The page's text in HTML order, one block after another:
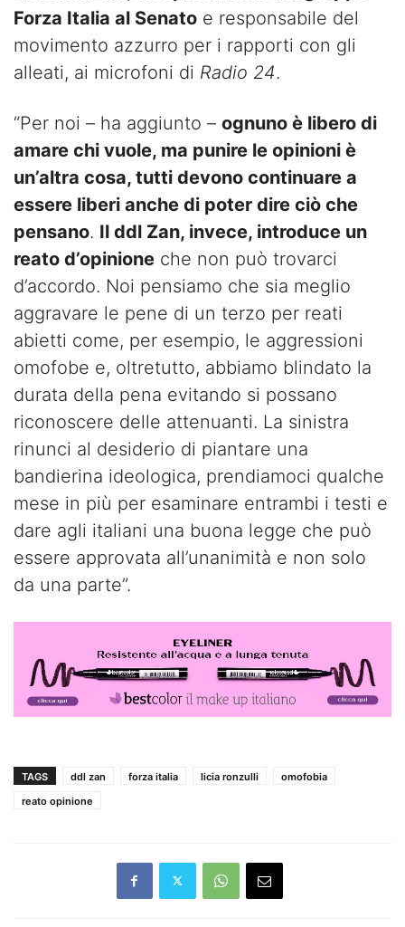
Forza Italia al Senato e responsabile del
movimento azzurro per i rapporti con gli
alleati, ai microfoni di Radio 24.
“Per noi – ha aggiunto – ognuno è libero di
amare chi vuole, ma punire le opinioni è
un’altra cosa, tutti devono continuare a
essere liberi anche di poter dire ciò che
pensano. Il ddl Zan, invece, introduce un
reato d’opinione che non può trovarci
d’accordo. Noi pensiamo che sia meglio
aggravare le pene di un terzo per reati
abietti come, per esempio, le aggressioni
omofobe e, oltretutto, abbiamo blindato la
durata della pena evitando si possano
riconoscere delle attenuanti. La sinistra
rinunci al desiderio di piantare una
bandierina ideologica, prendiamoci qualche
mese in più per esaminare entrambi i testi e
dare agli italiani una buona legge che può
essere approvata all’unanimità e non solo
da una parte”.
TAGS ddl zan forza italia licia ronzulli
omofobia
reato opinione